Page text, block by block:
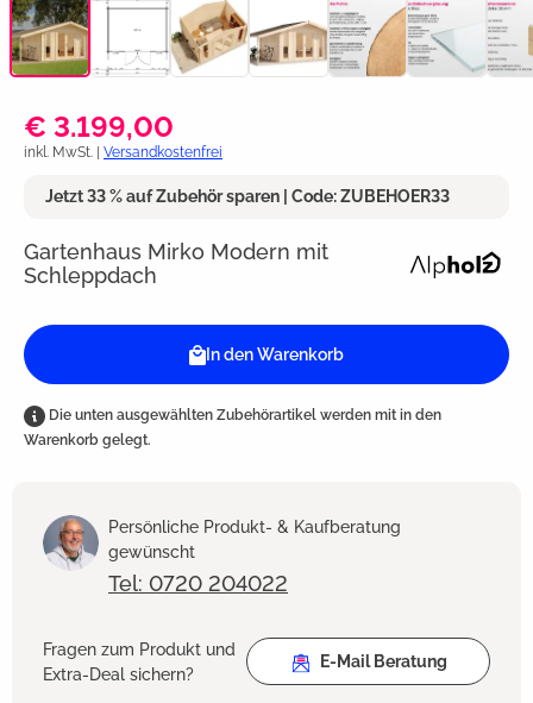
€ 3.199,00
inkl. MwSt. | Versandkostenfrei
Jetzt 33 % auf Zubehör sparen | Code: ZUBEHOER33
Gartenhaus Mirko Modern mit
Schleppdach
In den Warenkorb
Die unten ausgewählten Zubehörartikel werden mit in den
Warenkorb gelegt.
Persönliche Produkt- & Kaufberatung
gewünscht
Tel: 0720 204022
Fragen zum Produkt und
Extra-Deal sichern?
E-Mail Beratung